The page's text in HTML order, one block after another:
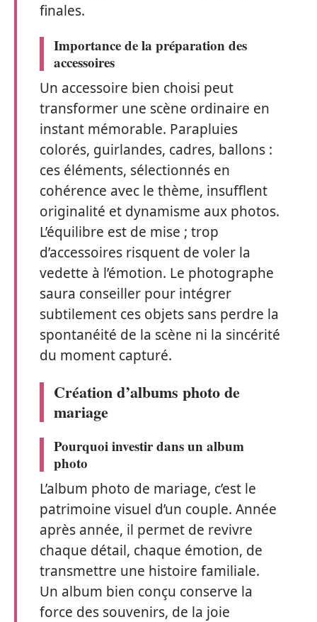
finales.
Importance de la préparation des
accessoires
Un accessoire bien choisi peut
transformer une scène ordinaire en
instant mémorable. Parapluies
colorés, guirlandes, cadres, ballons :
ces éléments, sélectionnés en
cohérence avec le thème, insufflent
originalité et dynamisme aux photos.
L’équilibre est de mise ; trop
d’accessoires risquent de voler la
vedette à l’émotion. Le photographe
saura conseiller pour intégrer
subtilement ces objets sans perdre la
spontanéité de la scène ni la sincérité
du moment capturé.
Création d’albums photo de
mariage
Pourquoi investir dans un album
photo
L’album photo de mariage, c’est le
patrimoine visuel d’un couple. Année
après année, il permet de revivre
chaque détail, chaque émotion, de
transmettre une histoire familiale.
Un album bien conçu conserve la
force des souvenirs, de la joie